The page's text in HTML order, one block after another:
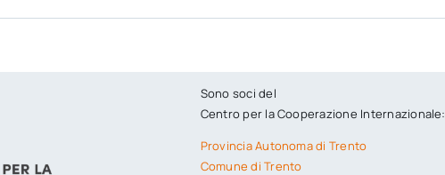
Sono soci del
Centro per la Cooperazione Internazionale:
Provincia Autonoma di Trento
Comune di Trento